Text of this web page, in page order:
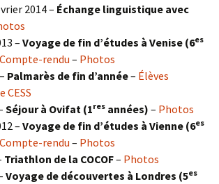
2014 – Échange linguistique avec
– Voyage de fin d’études à Venise (6es
Compte-rendu – Photos
Palmarès de fin d’année– Élèves
Séjour à Ovifat (1res années) – Photos
– Voyage de fin d’études à Vienne (6es
Compte-rendu – Photos
Triathlon de la COCOF– Photos
Voyage de découvertes à Londres (5es